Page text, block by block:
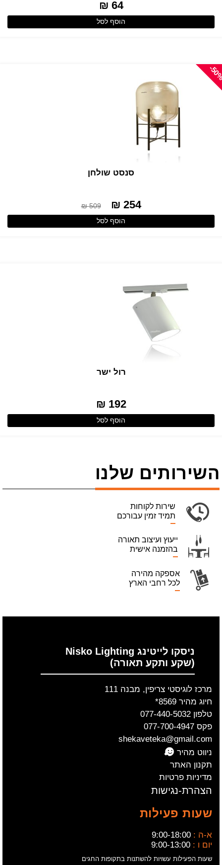
64 ₪
הוסף לסל
-
סנסט שולחן
254 ₪
509 ₪
הוסף לסל
רול ישר
192 ₪
הוסף לסל
השירותים שלנו
שירות לקוחות
תמיד זמין עבורכם
ייעוץ ועיצוב תאורה
בהזמנה אישית
אספקה מהירה
לכל רחבי הארץ
ניסקו לייטינג Nisko Lighting
(שקע ותקע תאורה)
מרכז לוגיסטי צריפין, מבנה 111
חיוג מהיר 8569*
טלפון 077-440-5032
פקס 077-700-4947
shekaveteka@gmail.com
ניווט מהיר
תקנון האתר
מדיניות פרטיות
הצהרת-נגישות
שעות פעילות
א-ה : 9:00-18:00
יום ו : 9:00-13:00
שעות הפעילות עשויות להשתנות בתקופות החגים